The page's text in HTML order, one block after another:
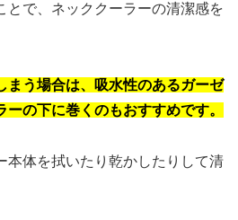
とで、ネッククーラーの清潔感を
まう場合は、吸水性のあるガーゼ
の下に巻くのもおすすめです。
本体を拭いたり乾かしたりして清